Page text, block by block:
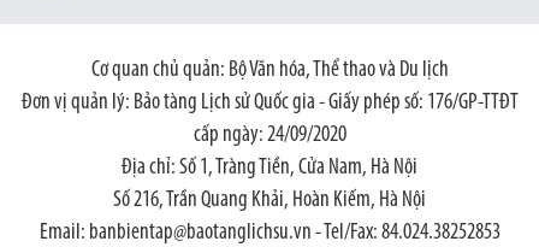
Cơ quan chủ quản: Bộ Văn hóa, Thể thao và Du lịch
Đơn vị quản lý: Bảo tàng Lịch sử Quốc gia - Giấy phép số: 176/GP-TTĐT
cấp ngày: 24/09/2020
Địa chỉ: Số 1, Tràng Tiền, Cửa Nam, Hà Nội
Số 216, Trần Quang Khải, Hoàn Kiếm, Hà Nội
Email: banbientap@baotanglichsu.vn - Tel/Fax: 84.024.38252853